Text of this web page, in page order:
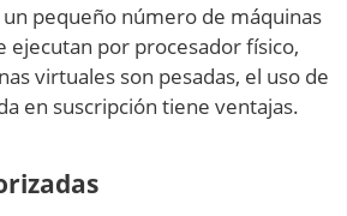
un pequeño número de máquinas
ejecutan por procesador físico,
virtuales son pesadas, el uso de
en suscripción tiene ventajas.